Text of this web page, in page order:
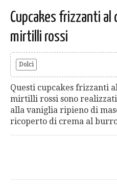
Cupcakes frizzanti al
mirtilli rossi
Dolci
Questi cupcakes frizzanti
mirtilli rossi sono
alla vaniglia ripieno di
ricoperto di crema al